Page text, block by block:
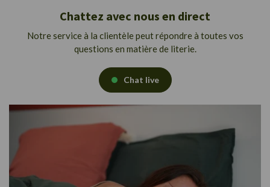
Chattez avec nous en direct
Notre service à la clientèle peut répondre à toutes vos
questions en matière de literie.
Chat live